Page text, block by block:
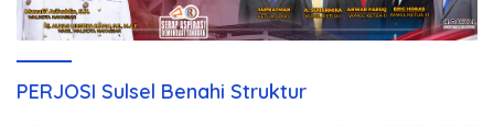
PERJOSI Sulsel Benahi Struktur